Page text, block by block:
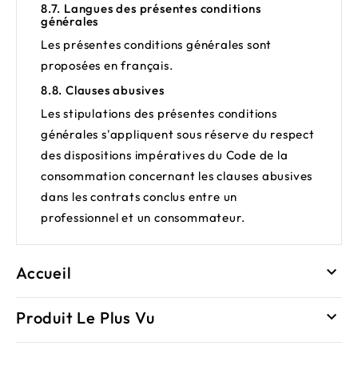
8.7. Langues des présentes conditions
générales
Les présentes conditions générales sont
proposées en français.
8.8. Clauses abusives
Les stipulations des présentes conditions
générales s'appliquent sous réserve du respect
des dispositions impératives du Code de la
consommation concernant les clauses abusives
dans les contrats conclus entre un
professionnel et un consommateur.
Accueil 
Produit Le Plus Vu 